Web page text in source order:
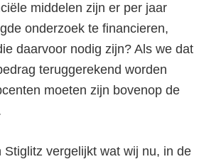
middelen zijn er per jaar
onderzoek te financieren,
daarvoor nodig zijn? Als we dat
teruggerekend worden
moeten zijn bovenop de
Stiglitz vergelijkt wat wij nu, in de